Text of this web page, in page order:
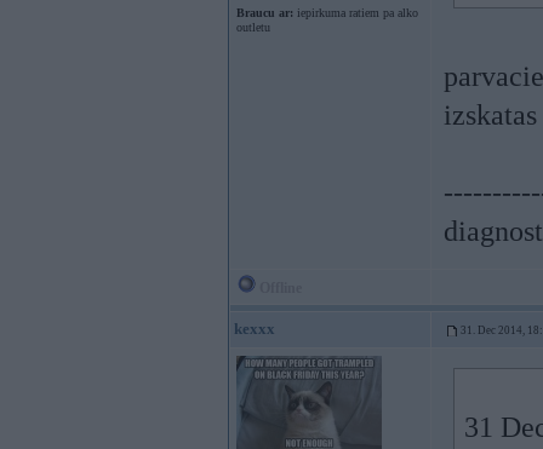
Braucu ar: iepirkuma ratiem pa alko
outletu
kexxx 31. Dec 2014,
31